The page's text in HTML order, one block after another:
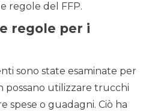
regole del FFP.
regole per i
sono state esaminate per
possano utilizzare trucchi
spese o guadagni. Ciò ha